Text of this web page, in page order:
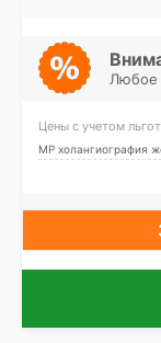
Любое
Цены с учетом
МР холангиография